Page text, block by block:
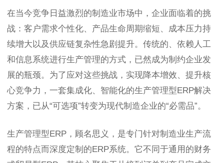
在当今竞争日益激烈的制造业市场中，企业面临着的挑
战：客户需求个性化、产品生命周期缩短、成本压力持
续增大以及供应链复杂性急剧提升。传统的、依赖人工
和信息系统进行生产管理的方式，已然成为制约企业发
展的瓶颈。为了应对这些挑战，实现降本增效、提升核
心竞争力，一套集成化、智能化的生产管理型ERP解决
方案，已从“可选项”转变为现代制造企业的“必需品”。
生产管理型ERP，顾名思义，是专门针对制造业生产流
程的特点而深度定制的ERP系统。它不同于通用的财务